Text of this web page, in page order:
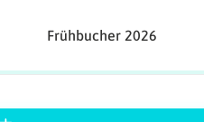
Frühbucher 2026